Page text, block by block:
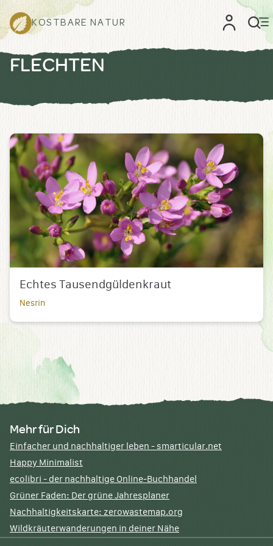
KOSTBARE NATUR
FLECHTEN
Echtes Tausendgüldenkraut
Nesrin
Mehr für Dich
Einfacher und nachhaltiger leben - smarticular.net
Happy Minimalist
ecolibri - der nachhaltige Online-Buchhandel
Grüner Faden: Der grüne Jahresplaner
Nachhaltigkeitskarte: zerowastemap.org
Wildkräuterwanderungen in deiner Nähe